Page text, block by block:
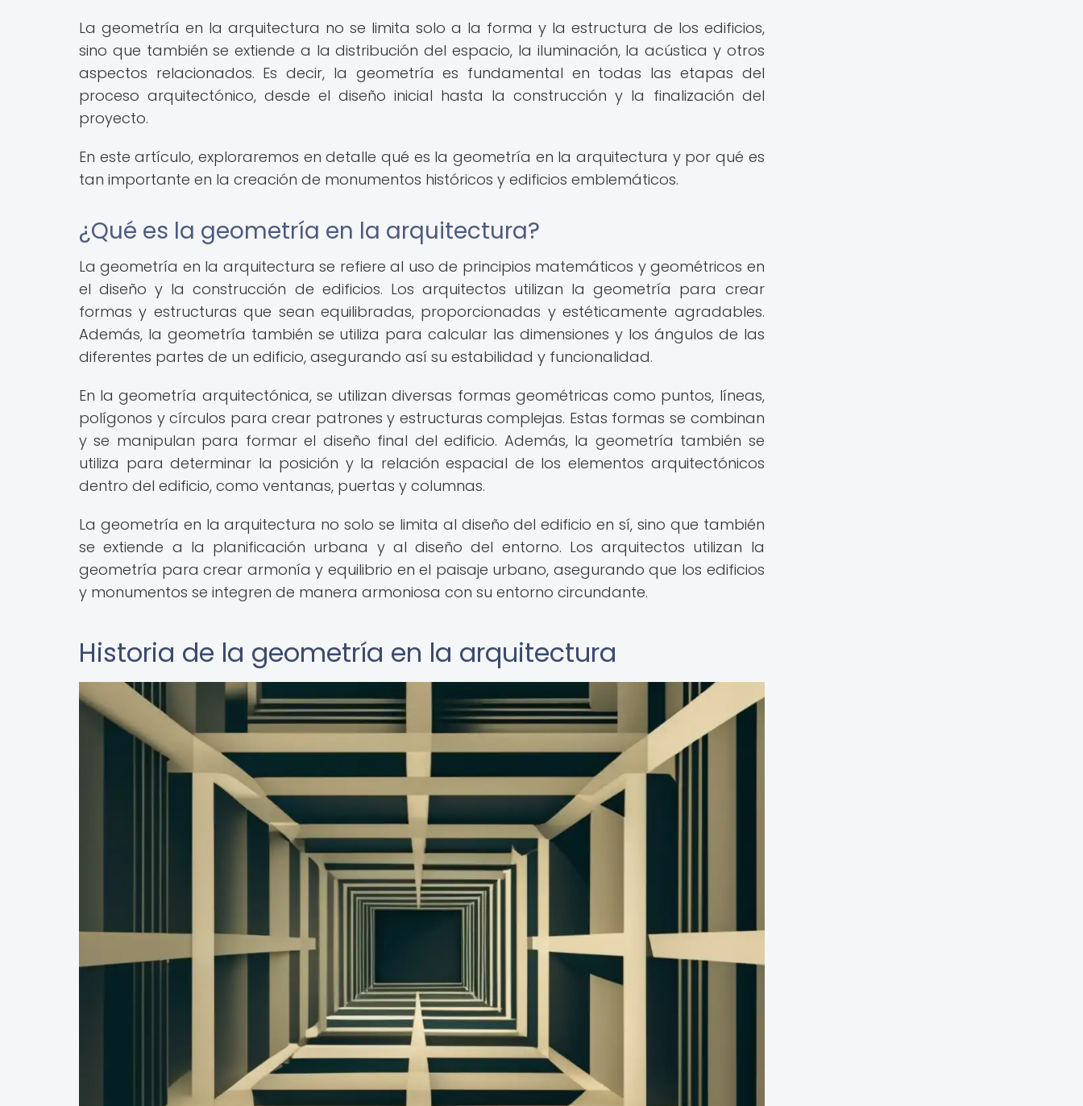
La geometría en la arquitectura no se limita solo a la forma y la estructura de los edificios,
sino que también se extiende a la distribución del espacio, la iluminación, la acústica y otros
aspectos relacionados. Es decir, la geometría es fundamental en todas las etapas del
proceso arquitectónico, desde el diseño inicial hasta la construcción y la finalización del
proyecto.
En este artículo, exploraremos en detalle qué es la geometría en la arquitectura y por qué es
tan importante en la creación de monumentos históricos y edificios emblemáticos.
¿Qué es la geometría en la arquitectura?
La geometría en la arquitectura se refiere al uso de principios matemáticos y geométricos en
el diseño y la construcción de edificios. Los arquitectos utilizan la geometría para crear
formas y estructuras que sean equilibradas, proporcionadas y estéticamente agradables.
Además, la geometría también se utiliza para calcular las dimensiones y los ángulos de las
diferentes partes de un edificio, asegurando así su estabilidad y funcionalidad.
En la geometría arquitectónica, se utilizan diversas formas geométricas como puntos, líneas,
polígonos y círculos para crear patrones y estructuras complejas. Estas formas se combinan
y se manipulan para formar el diseño final del edificio. Además, la geometría también se
utiliza para determinar la posición y la relación espacial de los elementos arquitectónicos
dentro del edificio, como ventanas, puertas y columnas.
La geometría en la arquitectura no solo se limita al diseño del edificio en sí, sino que también
se extiende a la planificación urbana y al diseño del entorno. Los arquitectos utilizan la
geometría para crear armonía y equilibrio en el paisaje urbano, asegurando que los edificios
y monumentos se integren de manera armoniosa con su entorno circundante.
Historia de la geometría en la arquitectura